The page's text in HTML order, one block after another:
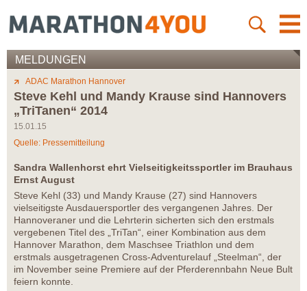
MELDUNGEN
ADAC Marathon Hannover
Steve Kehl und Mandy Krause sind Hannovers
„TriTanen“ 2014
15.01.15
Quelle: Pressemitteilung
Sandra Wallenhorst ehrt Vielseitigkeitssportler im Brauhaus
Ernst August
Steve Kehl (33) und Mandy Krause (27) sind Hannovers
vielseitigste Ausdauersportler des vergangenen Jahres. Der
Hannoveraner und die Lehrterin sicherten sich den erstmals
vergebenen Titel des „TriTan“, einer Kombination aus dem
Hannover Marathon, dem Maschsee Triathlon und dem
erstmals ausgetragenen Cross-Adventurelauf „Steelman“, der
im November seine Premiere auf der Pferderennbahn Neue Bult
feiern konnte.